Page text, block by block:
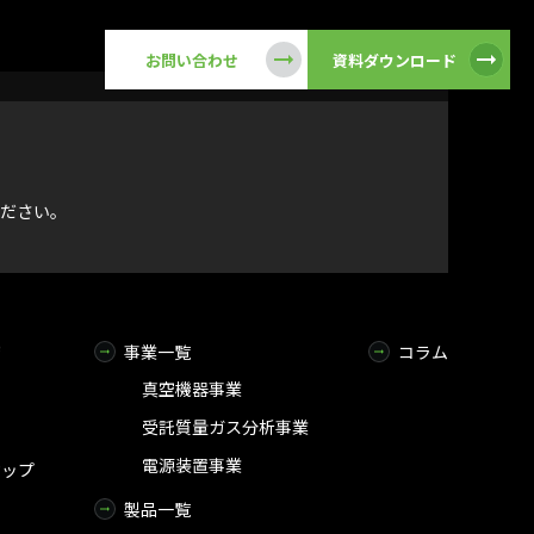
お問い合わせ 資料ダウンロード
さい。
プ
事業一覧
真空機器事業
受託質量ガス分析事業
電源装置事業
製品一覧
コラム